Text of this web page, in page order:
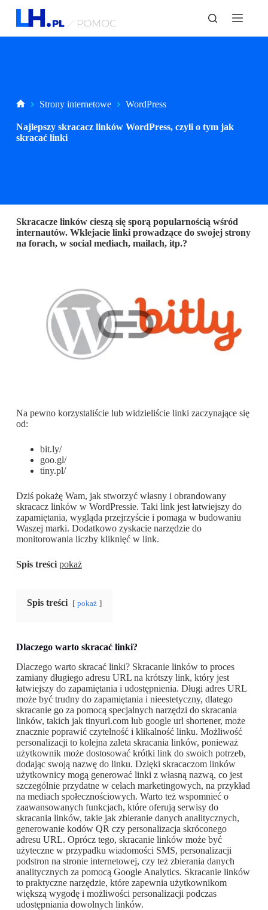
P
StronaStrony internetowe WordPress
Najlepszy skracacz linków WordPress, czyli o tym jak
skracać linki
Skracacze linków cieszą się sporą popularnością wśród
internautów. Wklejacie linki prowadzące do swojej strony
na forach, w social mediach, mailach, itp.?
Na pewno korzystaliście lub widzieliście linki zaczynające się
od:
bit.ly/
goo.gl/
tiny.pl/
Dziś pokażę Wam, jak stworzyć własny i obrandowany
skracacz linków w WordPressie. Taki link jest łatwiejszy do
zapamiętania, wygląda przejrzyście i pomaga w budowaniu
Waszej marki. Dodatkowo zyskacie narzędzie do
monitorowania liczby kliknięć w link.
Spis treści pokaż
Spis treści pokaż
Dlaczego warto skracać linki?
Dlaczego warto skracać linki? Skracanie linków to proces
zamiany długiego adresu URL na krótszy link, który jest
łatwiejszy do zapamiętania i udostępnienia. Długi adres URL
może być trudny do zapamiętania i nieestetyczny, dlatego
skracanie go za pomocą specjalnych narzędzi do skracania
linków, takich jak tinyurl.com lub google url shortener, może
znacznie poprawić czytelność i klikalność linku. Możliwość
personalizacji to kolejna zaleta skracania linków, ponieważ
użytkownik może dostosować krótki link do swoich potrzeb,
dodając swoją nazwę do linku. Dzięki skracaczom linków
użytkownicy mogą generować linki z własną nazwą, co jest
szczególnie przydatne w celach marketingowych, na przykład
na mediach społecznościowych. Warto też wspomnieć o
zaawansowanych funkcjach, które oferują serwisy do
skracania linków, takie jak zbieranie danych analitycznych,
generowanie kodów QR czy personalizacja skróconego
adresu URL. Oprócz tego, skracanie linków może być
użyteczne w przypadku wiadomości SMS, personalizacji
podstron na stronie internetowej, czy też zbierania danych
analitycznych za pomocą Google Analytics. Skracanie linków
to praktyczne narzędzie, które zapewnia użytkownikom
większą wygodę i możliwości personalizacji podczas
udostępniania dowolnych linków.